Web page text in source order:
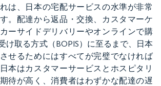
は、日本の宅配サービスの水準が非常
。配達から返品・交換、カスタマーケ
ーサイドデリバリーやオンラインで購
け取る方式（BOPIS）に至るまで、日本
せるためにはすべてが完璧でなければ
本はカスタマーサービスとホスピタリ
待が高く、消費者はわずかな配達の遅